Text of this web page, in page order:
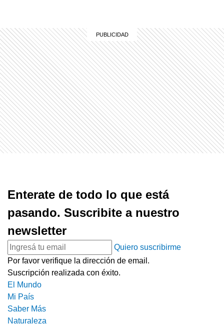
Enterate de todo lo que está
pasando. Suscribite a nuestro
newsletter
Quiero suscribirme
Por favor verifique la dirección de email.
Suscripción realizada con éxito.
El Mundo
Mi País
Saber Más
Naturaleza